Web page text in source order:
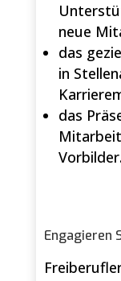
neue
das
in
das
Vorbilder.
Engagieren